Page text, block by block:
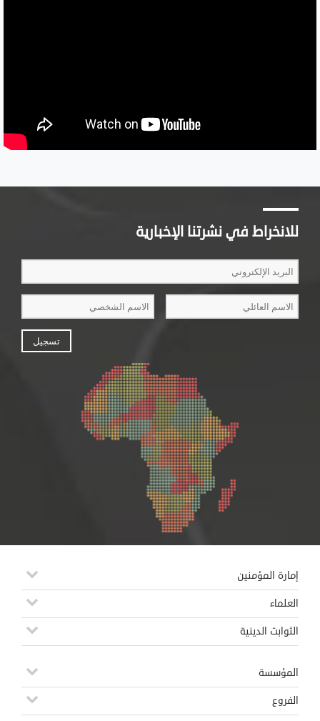
للانخراط في نشرتنا الإخبارية
إمارة المؤمنين
العلماء
الثوابت الدينية
المؤسسة
الفروع